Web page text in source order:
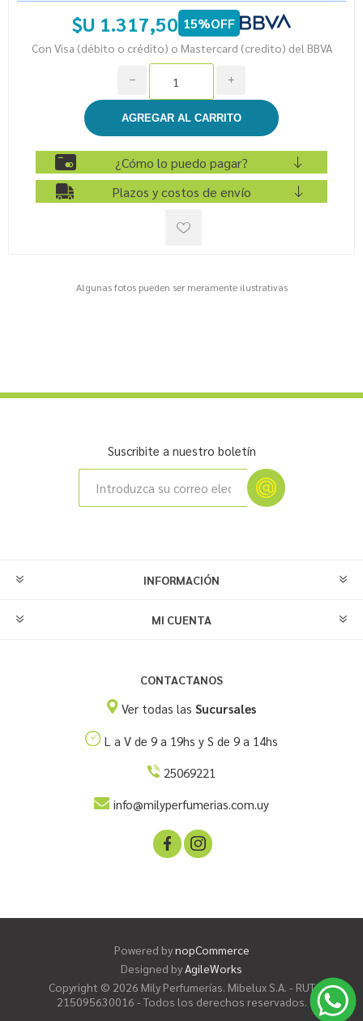
$U 1.317,50 15%OFF
Con Visa (débito o crédito) o Mastercard (credito) del BBVA
i
h
¿Cómo lo puedo pagar?
Plazos y costos de envío
Algunas fotos pueden ser meramente ilustrativas
Suscribite a nuestro boletín
INFORMACIÓN
MI CUENTA
CONTACTANOS
Ver todas lasSucursales
L a V de 9 a 19hs y S de 9 a 14hs
25069221
info@milyperfumerias.com.uy
Powered bynopCommerce
Designed byAgileWorks
Copyright © 2026 Mily Perfumerías. Mibelux S.A. - RUT
215095630016 - Todos los derechos reservados.